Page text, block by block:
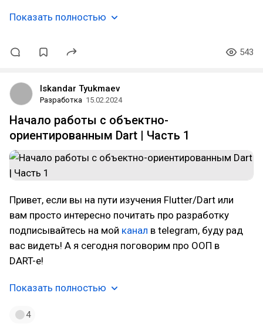
Показать полностью
543
Iskandar Tyukmaev
Разработка 15.02.2024
Начало работы с объектно-
ориентированным Dart | Часть 1
Привет, если вы на пути изучения Flutter/Dart или
вам просто интересно почитать про разработку
подписывайтесь на мой канал в telegram, буду рад
вас видеть! А я сегодня поговорим про ООП в
DART-е!
Показать полностью
4